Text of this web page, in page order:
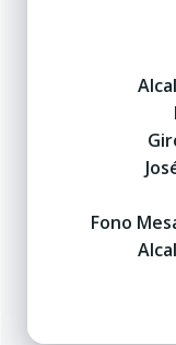
Fono